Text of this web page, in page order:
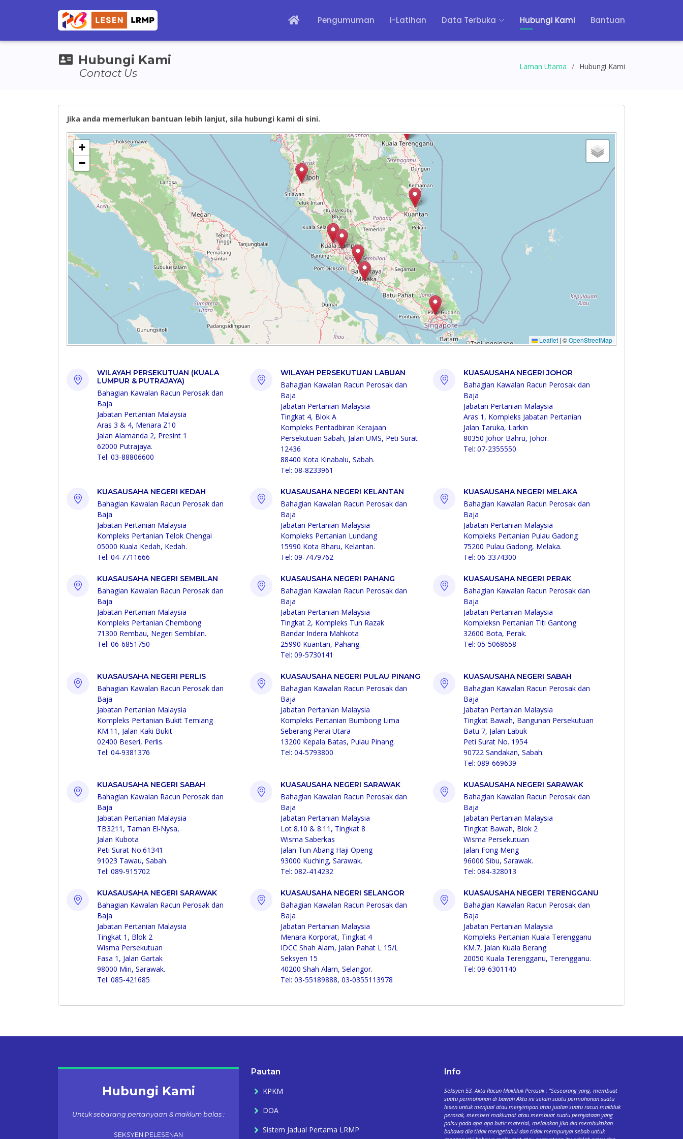
Pengumuman i-Latihan Data Terbuka Hubungi Kami Bantuan
Hubungi Kami
Contact Us
Laman Utama Hubungi Kami
Jika anda memerlukan bantuan lebih lanjut, sila hubungi kami di sini.
WILAYAH PERSEKUTUAN (KUALA
LUMPUR & PUTRAJAYA)
Bahagian Kawalan Racun Perosak dan
Baja
Jabatan Pertanian Malaysia
Aras 3 & 4, Menara Z10
Jalan Alamanda 2, Presint 1
62000 Putrajaya.
Tel: 03-88806600
WILAYAH PERSEKUTUAN LABUAN
Bahagian Kawalan Racun Perosak dan
Baja
Jabatan Pertanian Malaysia
Tingkat 4, Blok A
Kompleks Pentadbiran Kerajaan
Persekutuan Sabah, Jalan UMS, Peti Surat
12436
88400 Kota Kinabalu, Sabah.
Tel: 08-8233961
KUASAUSAHA NEGERI JOHOR
Bahagian Kawalan Racun Perosak dan
Baja
Jabatan Pertanian Malaysia
Aras 1, Kompleks Jabatan Pertanian
Jalan Taruka, Larkin
80350 Johor Bahru, Johor.
Tel: 07-2355550
KUASAUSAHA NEGERI KEDAH
Bahagian Kawalan Racun Perosak dan
Baja
Jabatan Pertanian Malaysia
Kompleks Pertanian Telok Chengai
05000 Kuala Kedah, Kedah.
Tel: 04-7711666
KUASAUSAHA NEGERI KELANTAN
Bahagian Kawalan Racun Perosak dan
Baja
Jabatan Pertanian Malaysia
Kompleks Pertanian Lundang
15990 Kota Bharu, Kelantan.
Tel: 09-7479762
KUASAUSAHA NEGERI MELAKA
Bahagian Kawalan Racun Perosak dan
Baja
Jabatan Pertanian Malaysia
Kompleks Pertanian Pulau Gadong
75200 Pulau Gadong, Melaka.
Tel: 06-3374300
KUASAUSAHA NEGERI SEMBILAN
Bahagian Kawalan Racun Perosak dan
Baja
Jabatan Pertanian Malaysia
Kompleks Pertanian Chembong
71300 Rembau, Negeri Sembilan.
Tel: 06-6851750
KUASAUSAHA NEGERI PAHANG
Bahagian Kawalan Racun Perosak dan
Baja
Jabatan Pertanian Malaysia
Tingkat 2, Kompleks Tun Razak
Bandar Indera Mahkota
25990 Kuantan, Pahang.
Tel: 09-5730141
KUASAUSAHA NEGERI PERAK
Bahagian Kawalan Racun Perosak dan
Baja
Jabatan Pertanian Malaysia
Kompleksn Pertanian Titi Gantong
32600 Bota, Perak.
Tel: 05-5068658
KUASAUSAHA NEGERI PERLIS
Bahagian Kawalan Racun Perosak dan
Baja
Jabatan Pertanian Malaysia
Kompleks Pertanian Bukit Temiang
KM.11, Jalan Kaki Bukit
02400 Beseri, Perlis.
Tel: 04-9381376
KUASAUSAHA NEGERI PULAU PINANG
Bahagian Kawalan Racun Perosak dan
Baja
Jabatan Pertanian Malaysia
Kompleks Pertanian Bumbong Lima
Seberang Perai Utara
13200 Kepala Batas, Pulau Pinang.
Tel: 04-5793800
KUASAUSAHA NEGERI SABAH
Bahagian Kawalan Racun Perosak dan
Baja
Jabatan Pertanian Malaysia
Tingkat Bawah, Bangunan Persekutuan
Batu 7, Jalan Labuk
Peti Surat No. 1954
90722 Sandakan, Sabah.
Tel: 089-669639
KUASAUSAHA NEGERI SABAH
Bahagian Kawalan Racun Perosak dan
Baja
Jabatan Pertanian Malaysia
TB3211, Taman El-Nysa,
Jalan Kubota
Peti Surat No.61341
91023 Tawau, Sabah.
Tel: 089-915702
KUASAUSAHA NEGERI SARAWAK
Bahagian Kawalan Racun Perosak dan
Baja
Jabatan Pertanian Malaysia
Lot 8.10 & 8.11, Tingkat 8
Wisma Saberkas
Jalan Tun Abang Haji Openg
93000 Kuching, Sarawak.
Tel: 082-414232
KUASAUSAHA NEGERI SARAWAK
Bahagian Kawalan Racun Perosak dan
Baja
Jabatan Pertanian Malaysia
Tingkat Bawah, Blok 2
Wisma Persekutuan
Jalan Fong Meng
96000 Sibu, Sarawak.
Tel: 084-328013
KUASAUSAHA NEGERI SARAWAK
Bahagian Kawalan Racun Perosak dan
Baja
Jabatan Pertanian Malaysia
Tingkat 1, Blok 2
Wisma Persekutuan
Fasa 1, Jalan Gartak
98000 Miri, Sarawak.
Tel: 085-421685
KUASAUSAHA NEGERI SELANGOR
Bahagian Kawalan Racun Perosak dan
Baja
Jabatan Pertanian Malaysia
Menara Korporat, Tingkat 4
IDCC Shah Alam, Jalan Pahat L 15/L
Seksyen 15
40200 Shah Alam, Selangor.
Tel: 03-55189888, 03-0355113978
KUASAUSAHA NEGERI TERENGGANU
Bahagian Kawalan Racun Perosak dan
Baja
Jabatan Pertanian Malaysia
Kompleks Pertanian Kuala Terengganu
KM.7, Jalan Kuala Berang
20050 Kuala Terengganu, Terengganu.
Tel: 09-6301140
Hubungi Kami
Untuk sebarang pertanyaan & maklum balas :
SEKSYEN PELESENAN
Pautan
KPKM
DOA
Sistem Jadual Pertama LRMP
Info
Seksyen 53, Akta Racun Makhluk Perosak : "Seseorang yang, membuat
suatu permohonan di bawah Akta ini selain suatu permohonan suatu
lesen untuk menjual atau menyimpan atau jualan suatu racun makhluk
perosak, memberi maklumat atau membuat suatu pernyataan yang
palsu pada apa-apa butir material, melainkan jika dia membuktikan
bahawa dia tidak mengetahui dan tidak mempunyai sebab untuk